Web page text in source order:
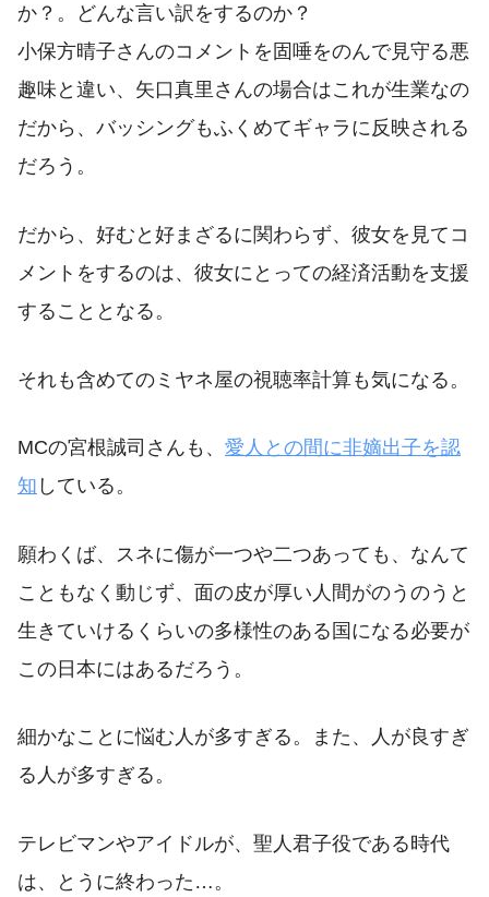
か？。どんな言い訳をするのか？
小保方晴子さんのコメントを固唾をのんで見守る悪
趣味と違い、矢口真里さんの場合はこれが生業なの
だから、バッシングもふくめてギャラに反映される
だろう。
だから、好むと好まざるに関わらず、彼女を見てコ
メントをするのは、彼女にとっての経済活動を支援
することとなる。
それも含めてのミヤネ屋の視聴率計算も気になる。
MCの宮根誠司さんも、 愛人との間に非嫡出子を認
知 している。
願わくば、スネに傷が一つや二つあっても、なんて
こともなく動じず、面の皮が厚い人間がのうのうと
生きていけるくらいの多様性のある国になる必要が
この日本にはあるだろう。
細かなことに悩む人が多すぎる。また、人が良すぎ
る人が多すぎる。
テレビマンやアイドルが、聖人君子役である時代
は、とうに終わった…。